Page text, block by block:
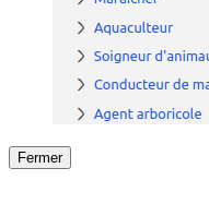
Fermer